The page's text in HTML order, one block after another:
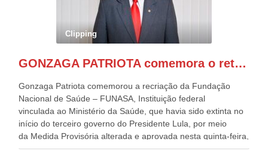
Nordeste, Paulo Câmara, o ex Deputado Federal, e
atualmente Superintendente da SUDENE, Danilo Cabral, da
Governadora de Pernambuco, Raquel Lyra, os ministros da
Casa Civil, Rui Costa, e da Integração e do Desenvolvimento
de todo Nordeste que também ajudam a fomentar o
Clipping
GONZAGA PATRIOTA comemora o retorno da FUNASA
Gonzaga Patriota comemorou a recriação da Fundação
Nacional de Saúde – FUNASA, Instituição federal
vinculada ao Ministério da Saúde, que havia sido extinta no
início do terceiro governo do Presidente Lula, por meio
da Medida Provisória alterada e aprovada nesta quinta-feira,
pelo Congresso Nacional. Gonzaga Patriota disse hoje em